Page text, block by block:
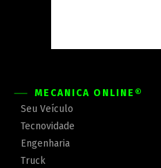
MECÂNICA ONLINE®
Seu Veículo
Tecnovidade
Engenharia
Truck